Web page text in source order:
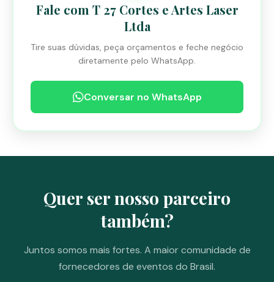
Fale com T 27 Cortes e Artes Laser
Ltda
Tire suas dúvidas, peça orçamentos e feche negócio
diretamente pelo WhatsApp.
Conversar no WhatsApp
Quer ser nosso parceiro
também?
Juntos somos mais fortes. A maior comunidade de
fornecedores de eventos do Brasil.